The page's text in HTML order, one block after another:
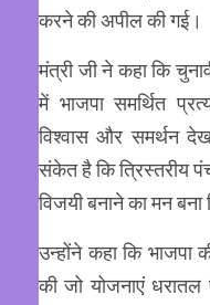
करने की अपील की गई।
मंत्री जी ने कहा कि
में भाजपा समर्थित
विश्वास और समर्थन
संकेत है कि त्रिस्तरीय
विजयी बनाने का मन बना
उन्होंने कहा कि भाजपा
की जो योजनाएं धरातल